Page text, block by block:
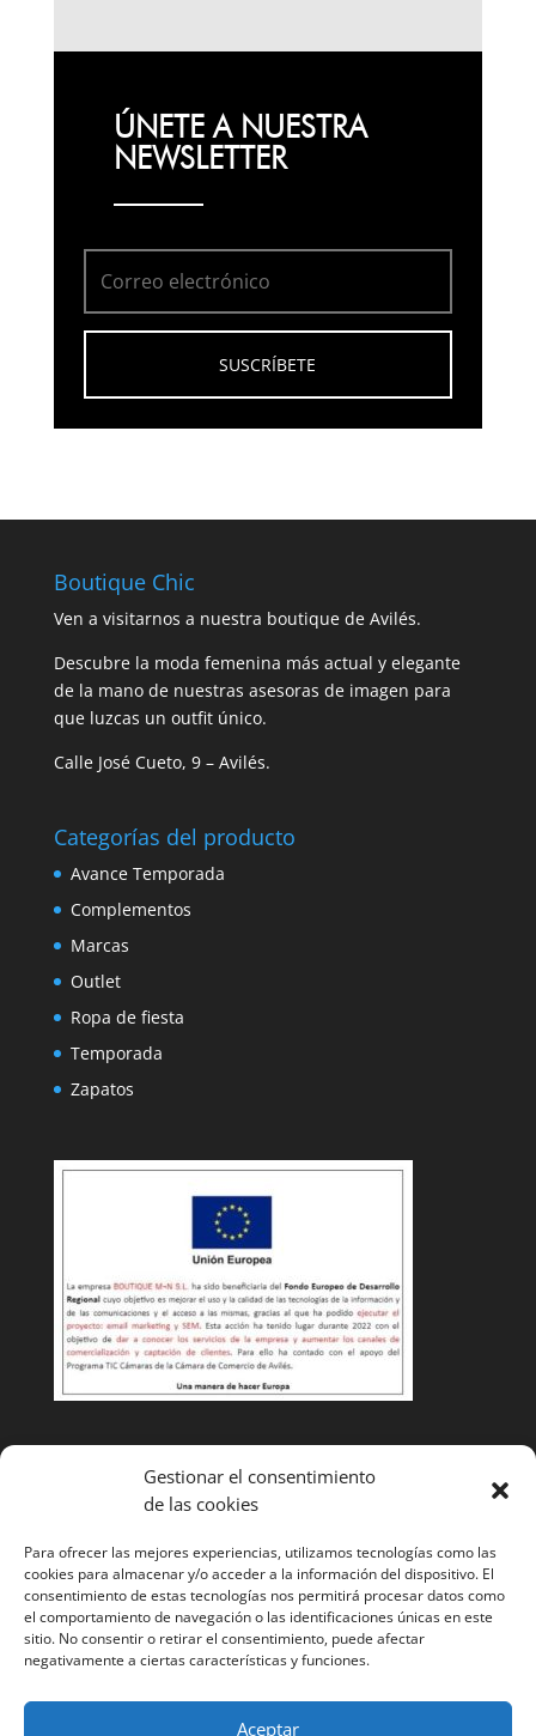
Gestionar el consentimiento
de las cookies
Para ofrecer las mejores experiencias, utilizamos tecnologías como las
cookies para almacenar y/o acceder a la información del dispositivo. El
consentimiento de estas tecnologías nos permitirá procesar datos como
el comportamiento de navegación o las identificaciones únicas en este
sitio. No consentir o retirar el consentimiento, puede afectar
negativamente a ciertas características y funciones.
Aceptar
ÚNETE A NUESTRA
NEWSLETTER
SUSCRÍBETE
Boutique Chic
Ven a visitarnos a nuestra boutique de Avilés.
Descubre la moda femenina más actual y elegante
de la mano de nuestras asesoras de imagen para
que luzcas un outfit único.
Calle José Cueto, 9 – Avilés.
Categorías del producto
Avance Temporada
Complementos
Marcas
Outlet
Ropa de fiesta
Temporada
Zapatos
Condiciones de venta
Cambios y devoluciones
Envíos
¿Tienes alguna duda? Llámanos y te ayudaremos985
52 11 53